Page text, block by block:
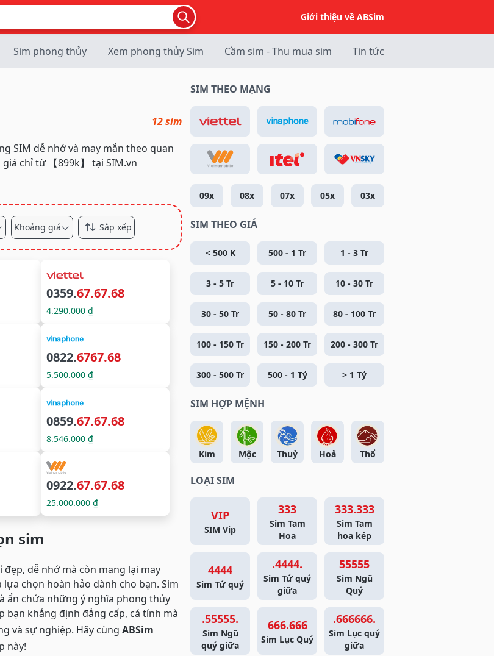
Giới thiệu về ABSim
Sim phong thủy Xem phong thủy Sim Cầm sim - Thu mua sim Tin tức
12 sim
SIM dễ nhớ và may mắn theo quan
chỉ từ 【899k】 tại SIM.vn
Khoảng giá Sắp xếp
0359.67.67.68
4.290.000 ₫
0822.6767.68
5.500.000 ₫
0859.67.67.68
8.546.000 ₫
0922.67.67.68
25.000.000 ₫
sim
dễ nhớ mà còn mang lại may
lựa chọn hoàn hảo dành cho bạn. Sim
ẩn chứa những ý nghĩa phong thủy
bạn khẳng định đẳng cấp, cá tính mà
và sự nghiệp. Hãy cùng ABSim
này!
SIM THEO MẠNG
09x 08x 07x 05x 03x
SIM THEO GIÁ
< 500 K 500 - 1 Tr 1 - 3 Tr
3 - 5 Tr 5 - 10 Tr 10 - 30 Tr
30 - 50 Tr 50 - 80 Tr 80 - 100 Tr
100 - 150 Tr 150 - 200 Tr 200 - 300 Tr
300 - 500 Tr 500 - 1 Tỷ > 1 Tỷ
SIM HỢP MỆNH
Kim Mộc Thuỷ Hoả Thổ
LOẠI SIM
VIP
SIM Vip
333
Sim Tam
Hoa
333.333
Sim Tam
hoa kép
4444
Sim Tứ quý
.4444.
Sim Tứ quý
giữa
55555
Sim Ngũ
Quý
.55555.
Sim Ngũ
quý giữa
666.666
Sim Lục Quý
.666666.
Sim Lục quý
giữa